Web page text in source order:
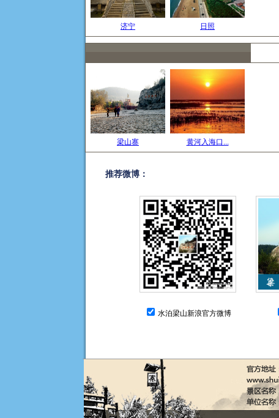
济宁 日照
梁山寨 黄河入海口...
推荐微博：
水泊梁山新浪官方微博